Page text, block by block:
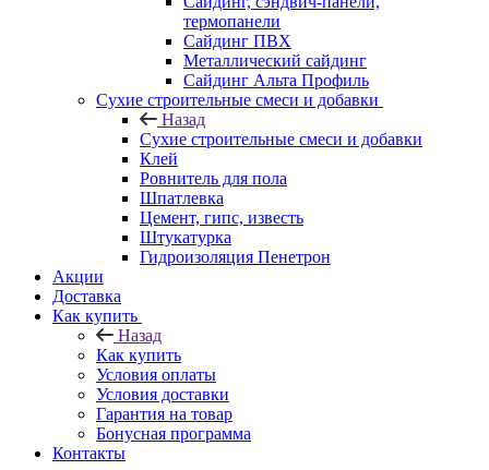
термопанели
Сайдинг ПВХ
Металлический сайдинг
Сайдинг Альта Профиль
Сухие строительные смеси и добавки
Назад
Сухие строительные смеси и добавки
Клей
Ровнитель для пола
Шпатлевка
Цемент, гипс, известь
Штукатурка
Гидроизоляция Пенетрон
Акции
Доставка
Как купить
Назад
Как купить
Условия оплаты
Условия доставки
Гарантия на товар
Бонусная программа
Контакты